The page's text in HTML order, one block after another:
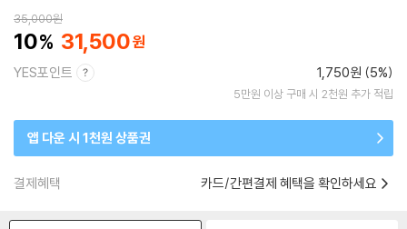
35,000원
10 31,500
YES포인트 1,750원 (5%)
5만원 이상 구매 시 2천원 추가 적립
앱 다운 시 1천원 상품권
결제혜택 카드/간편결제 혜택을 확인하세요